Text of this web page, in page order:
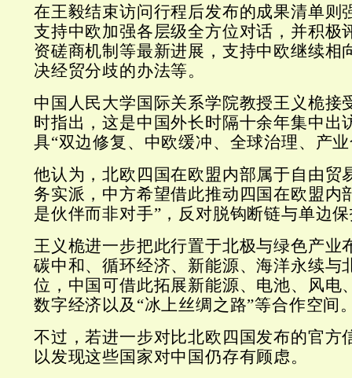
在王毅结束访问行程后发布的成果清单则
支持中欧加强各层级全方位对话，并积极
资磋商机制等最新进展，支持中欧继续相
决经贸分歧的办法等。
中国人民大学国际关系学院教授王义桅接
时指出，这是中国外长时隔十余年集中出
具“双边修复、中欧缓冲、全球治理、产
他认为，北欧四国在欧盟内部属于自由贸
务实派，中方希望借此推动四国在欧盟内
是伙伴而非对手”，反对脱钩断链与单边
王义桅进一步把此行置于北极与绿色产业
碳中和、循环经济、新能源、海洋永续与
位，中国可借此拓展新能源、电池、风电
数字经济以及“冰上丝绸之路”等合作空间
不过，若进一步对比北欧四国发布的官方
以发现这些国家对中国仍存有顾虑。